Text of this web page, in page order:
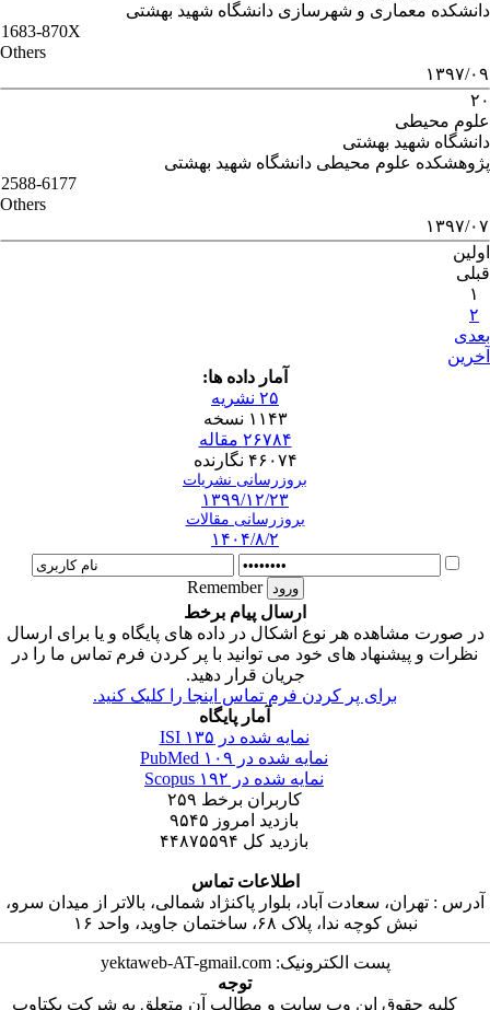
دانشکده معماری و شهرسازی دانشگاه شهید بهشتی
1683-870X
Others
۱۳۹۷/۰۹
۲۰
علوم محیطی
دانشگاه شهید بهشتی
پژوهشکده علوم محیطی دانشگاه شهید بهشتی
2588-6177
Others
۱۳۹۷/۰۷
اولین
قبلی
۱
۲
بعدی
آخرین
آمار داده ها:
۲۵ نشریه
۱۱۴۳ نسخه
۲۶۷۸۴ مقاله
۴۶۰۷۴ نگارنده
بروزرسانی نشریات
۱۳۹۹/۱۲/۲۳
بروزرسانی مقالات
۱۴۰۴/۸/۲
Remember
ارسال پیام برخط
در صورت مشاهده هر نوع اشکال در داده های پایگاه و یا برای ارسال
نظرات و پیشنهاد های خود می توانید با پر کردن فرم تماس ما را در
جریان قرار دهید.
برای پر کردن فرم تماس اینجا را کلیک کنید.
آمار پایگاه
نمایه شده در ISI ۱۳۵
نمایه شده در PubMed ۱۰۹
نمایه شده در Scopus ۱۹۲
کاربران برخط ۲۵۹
بازدید امروز ۹۵۴۵
بازدید کل ۴۴۸۷۵۵۹۴
اطلاعات تماس
آدرس : تهران، سعادت آباد، بلوار پاکنژاد شمالی، بالاتر از میدان سرو،
نبش کوچه ندا، پلاک ۶۸، ساختمان جاوید، واحد ۱۶
پست الکترونیک: yektaweb-AT-gmail.com
توجه
کلیه حقوق این وب سایت و مطالب آن متعلق به شرکت یکتاوب